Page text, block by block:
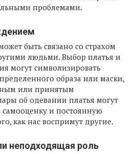
проблемами.
быть связано со страхом
людьми. Выбор платья и
могут символизировать
образа или маски,
или принятым
об одевании платья могут
самооценку и постоянную
как нас воспримут другие.
неподходящая роль